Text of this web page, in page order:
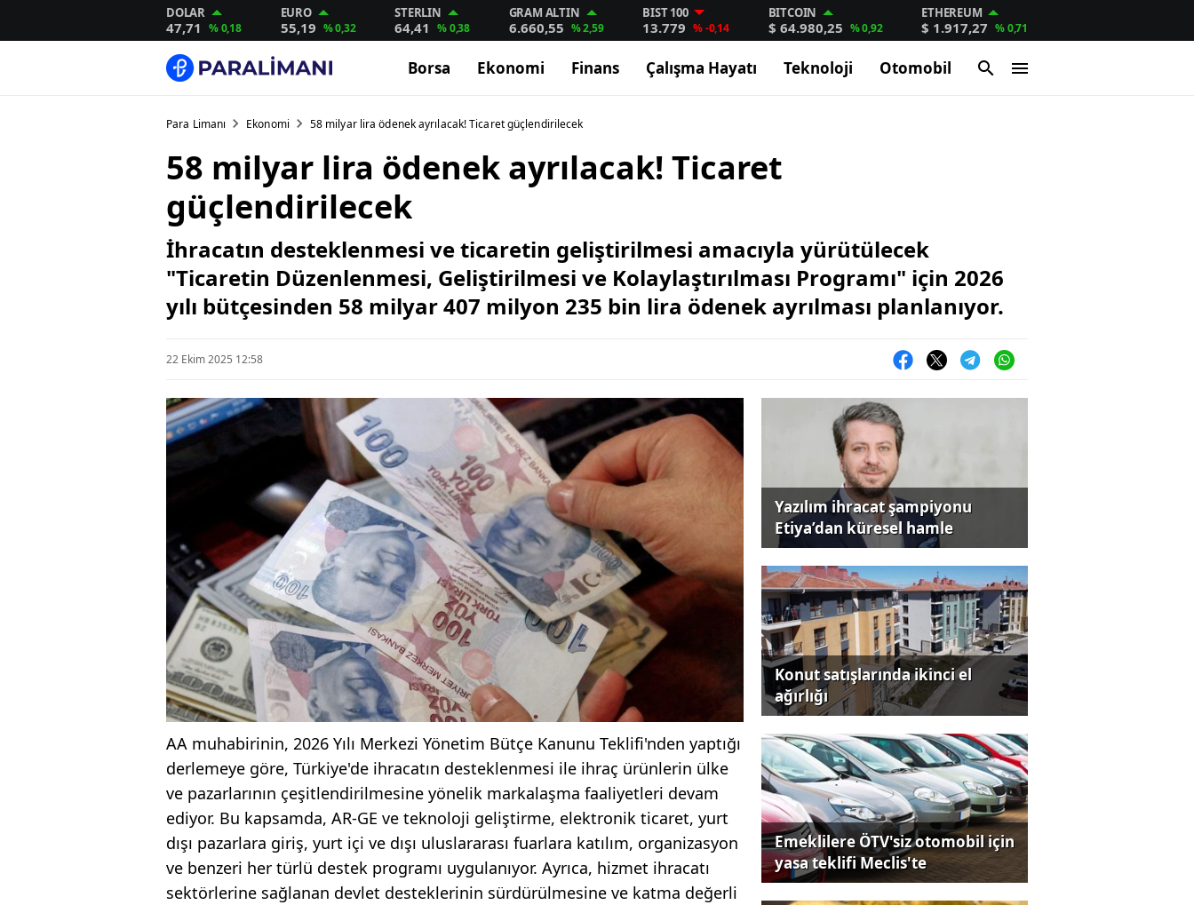
DOLAR
47,71 % 0,18
EURO
55,19 % 0,32
STERLIN
64,41 % 0,38
GRAM ALTIN
6.660,55 % 2,59
BIST 100
13.779 % -0,14
BITCOIN
$ 64.980,25 % 0,92
ETHEREUM
$ 1.917,27 % 0,71
Borsa Ekonomi Finans Çalışma Hayatı Teknoloji Otomobil
Para Limanı Ekonomi 58 milyar lira ödenek ayrılacak! Ticaret güçlendirilecek
58 milyar lira ödenek ayrılacak! Ticaret
güçlendirilecek
İhracatın desteklenmesi ve ticaretin geliştirilmesi amacıyla yürütülecek
"Ticaretin Düzenlenmesi, Geliştirilmesi ve Kolaylaştırılması Programı" için 2026
yılı bütçesinden 58 milyar 407 milyon 235 bin lira ödenek ayrılması planlanıyor.
22 Ekim 2025 12:58
AA muhabirinin, 2026 Yılı Merkezi Yönetim Bütçe Kanunu Teklifi'nden yaptığı
derlemeye göre, Türkiye'de ihracatın desteklenmesi ile ihraç ürünlerin ülke
ve pazarlarının çeşitlendirilmesine yönelik markalaşma faaliyetleri devam
ediyor. Bu kapsamda, AR-GE ve teknoloji geliştirme, elektronik ticaret, yurt
dışı pazarlara giriş, yurt içi ve dışı uluslararası fuarlara katılım, organizasyon
ve benzeri her türlü destek programı uygulanıyor. Ayrıca, hizmet ihracatı
sektörlerine sağlanan devlet desteklerinin sürdürülmesine ve katma değerli
Yazılım ihracat şampiyonu
Etiya’dan küresel hamle
Konut satışlarında ikinci el
ağırlığı
Emeklilere ÖTV'siz otomobil için
yasa teklifi Meclis'te